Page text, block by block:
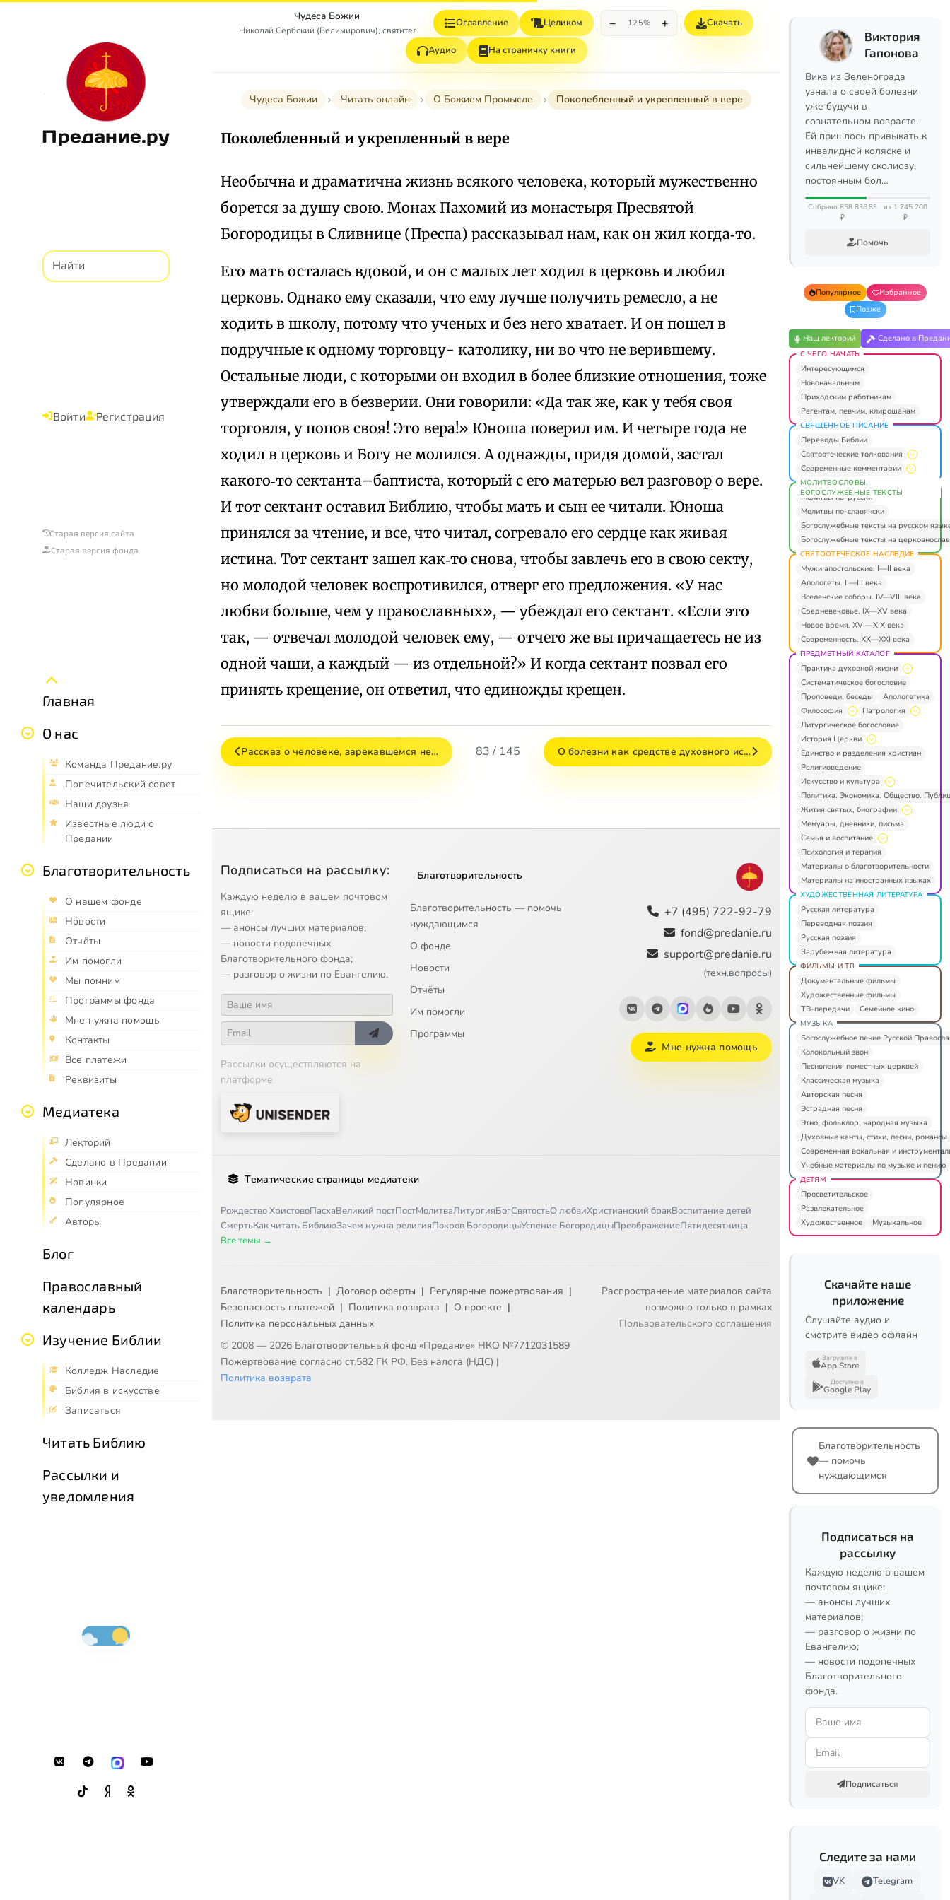
Предание.ру
Войти Регистрация
Старая версия сайта
Старая версия фонда
Главная
О нас
Команда Предание.ру
Попечительский совет
Наши друзья
Известные люди о
Предании
Благотворительность
О нашем фонде
Новости
Отчёты
Им помогли
Мы помним
Программы фонда
Мне нужна помощь
Контакты
Все платежи
Реквизиты
Медиатека
Лекторий
Сделано в Предании
Новинки
Популярное
Авторы
Блог
Православный
календарь
Изучение Библии
Колледж Наследие
Библия в искусстве
Записаться
Читать Библию
Рассылки и
уведомления
Чудеса Божии
Николай Сербский (Велимирович), святитель
Оглавление Целиком − 125% + Скачать
Аудио На страничку книги
Чудеса Божии Читать онлайн О Божием Промысле Поколебленный и укрепленный в вере
Поколебленный и укрепленный в вере
Необычна и драматична жизнь всякого человека, который мужественно
борется за душу свою. Монах Пахомий из монастыря Пресвятой
Богородицы в Сливнице (Преспа) рассказывал нам, как он жил когда‑то.
Его мать осталась вдовой, и он с малых лет ходил в церковь и любил
церковь. Однако ему сказали, что ему лучше получить ремесло, а не
ходить в школу, потому что ученых и без него хватает. И он пошел в
подручные к одному торговцу- католику, ни во что не верившему.
Остальные люди, с которыми он входил в более близкие отношения, тоже
утверждали его в безверии. Они говорили: «Да так же, как у тебя своя
торговля, у попов своя! Это вера!» Юноша поверил им. И четыре года не
ходил в церковь и Богу не молился. А однажды, придя домой, застал
какого‑то сектанта–баптиста, который с его матерью вел разговор о вере.
И тот сектант оставил Библию, чтобы мать и сын ее читали. Юноша
принялся за чтение, и все, что читал, согревало его сердце как живая
истина. Тот сектант зашел как‑то снова, чтобы завлечь его в свою секту,
но молодой человек воспротивился, отверг его предложения. «У нас
любви больше, чем у православных», — убеждал его сектант. «Если это
так, — отвечал молодой человек ему, — отчего же вы причащаетесь не из
одной чаши, а каждый — из отдельной?» И когда сектант позвал его
принять крещение, он ответил, что единожды крещен.
Рассказ о человеке, зарекавшемся не… 83 / 145 О болезни как средстве духовного ис…
Подписаться на рассылку:
Каждую неделю в вашем почтовом
ящике:
— анонсы лучших материалов;
— новости подопечных
Благотворительного фонда;
— разговор о жизни по Евангелию.
Рассылки осуществляются на
платформе
Благотворительность
Благотворительность — помочь
нуждающимся
О фонде
Новости
Отчёты
Им помогли
Программы
+7 (495) 722-92-79
fond@predanie.ru
support@predanie.ru
(техн.вопросы)
Мне нужна помощь
Тематические страницы медиатеки
Рождество ХристовоПасхаВеликий постПостМолитваЛитургияБогСвятостьО любвиХристианский бракВоспитание детей
СмертьКак читать БиблиюЗачем нужна религияПокров БогородицыУспение БогородицыПреображениеПятидесятница
Все темы →
Благотворительность | Договор оферты | Регулярные пожертвования |
Безопасность платежей | Политика возврата | О проекте |
Политика персональных данных
© 2008 — 2026 Благотворительный фонд «Предание» НКО №7712031589
Пожертвование согласно ст.582 ГК РФ. Без налога (НДС) |
Политика возврата
Распространение материалов сайта
возможно только в рамках
Пользовательского соглашения
Виктория
Гапонова
Вика из Зеленограда
узнала о своей болезни
уже будучи в
сознательном возрасте.
Ей пришлось привыкать к
инвалидной коляске и
сильнейшему сколиозу,
постоянным бол…
Собрано 858 836,83
₽
из 1 745 200
₽
Помочь
Популярное
Избранное
Позже
Наш лекторий Сделано в
С ЧЕГО НАЧАТЬ
Интересующимся
Новоначальным
Приходским работникам
Регентам, певчим, клирошанам
СВЯЩЕННОЕ ПИСАНИЕ
Переводы Библии
Святоотеческие толкования
Современные комментарии
МОЛИТВОСЛОВЫ.
БОГОСЛУЖЕБНЫЕ ТЕКСТЫ
Молитвы по-русски
Молитвы по-славянски
Богослужебные тексты на русском
Богослужебные тексты на
СВЯТООТЕЧЕСКОЕ НАСЛЕДИЕ
Мужи апостольские. I—II века
Апологеты. II—III века
Вселенские соборы. IV—VIII века
Средневековье. IX—XV века
Новое время. XVI—XIX века
Современность. XX—XXI века
ПРЕДМЕТНЫЙ КАТАЛОГ
Практика духовной жизни
Систематическое богословие
Проповеди, беседы
Апологетика
Философия
Патрология
Литургическое богословие
История Церкви
Единство и разделения христиан
Религиоведение
Искусство и культура
Политика. Экономика. Общество.
Жития святых, биографии
Мемуары, дневники, письма
Семья и воспитание
Психология и терапия
Материалы о благотворительности
Материалы на иностранных языках
ХУДОЖЕСТВЕННАЯ ЛИТЕРАТУРА
Русская литература
Переводная поэзия
Русская поэзия
Зарубежная литература
ФИЛЬМЫ И ТВ
Документальные фильмы
Художественные фильмы
ТВ-передачи
Семейное кино
МУЗЫКА
Богослужебное пение Русской
Колокольный звон
Песнопения поместных церквей
Классическая музыка
Авторская песня
Эстрадная песня
Этно, фольклор, народная музыка
Духовные канты, стихи, песни, романсы
Современная вокальная и
Учебные материалы по музыке и пению
ДЕТЯМ
Просветительское
Развлекательное
Художественное
Музыкальное
Скачайте наше
приложение
Слушайте аудио и
смотрите видео офлайн
Загрузите в
App Store
Доступно в
Google Play
Благотворительность
— помочь
нуждающимся
Подписаться на
рассылку
Каждую неделю в вашем
почтовом ящике:
— анонсы лучших
материалов;
— разговор о жизни по
Евангелию;
— новости подопечных
Благотворительного
фонда.
Подписаться
Следите за нами
VK
Telegram